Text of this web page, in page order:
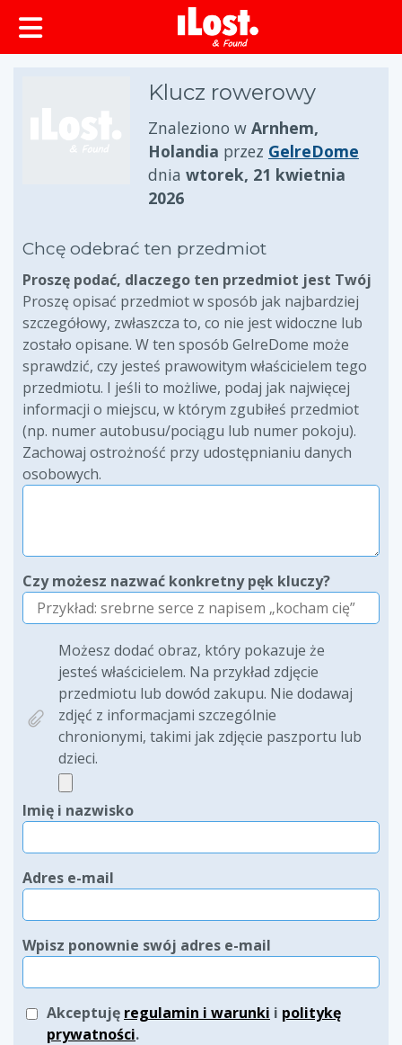
zawartości
Klucz rowerowy
Znaleziono w Arnhem,
Holandia przez GelreDome
dnia wtorek, 21 kwietnia
2026
Chcę odebrać ten przedmiot
Proszę podać, dlaczego ten przedmiot jest Twój
Proszę opisać przedmiot w sposób jak najbardziej
szczegółowy, zwłaszcza to, co nie jest widoczne lub
zostało opisane. W ten sposób GelreDome może
sprawdzić, czy jesteś prawowitym właścicielem tego
przedmiotu. I jeśli to możliwe, podaj jak najwięcej
informacji o miejscu, w którym zgubiłeś przedmiot
(np. numer autobusu/pociągu lub numer pokoju).
Zachowaj ostrożność przy udostępnianiu danych
osobowych.
Czy możesz nazwać konkretny pęk kluczy?
Możesz dodać obraz, który pokazuje że
jesteś właścicielem. Na przykład zdjęcie
przedmiotu lub dowód zakupu. Nie dodawaj
zdjęć z informacjami szczególnie
chronionymi, takimi jak zdjęcie paszportu lub
dzieci.
Imię i nazwisko
Adres e-mail
Wpisz ponownie swój adres e-mail
Akceptuję regulamin i warunki i politykę
prywatności.